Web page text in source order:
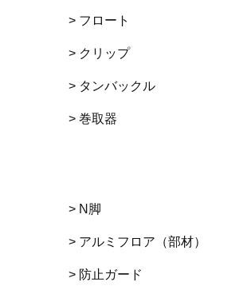
> フロート
> クリップ
> タンバックル
> 巻取器
> N脚
> アルミフロア（部材）
> 防止ガード